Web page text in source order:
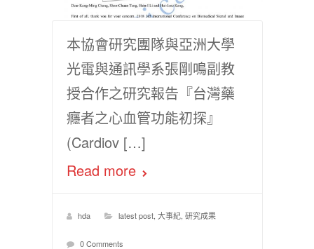
本協會研究團隊與亞洲大學
光電與通訊學系張剛鳴副教
授合作之研究報告『台灣藥
癮者之心血管功能初探』
(Cardiov […]
Read more
hda latest post, 大事紀, 研究成果
0 Comments